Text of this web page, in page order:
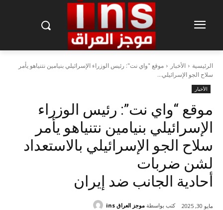
الرئيسية الأخبار
موقع "واي نت": رئيس الوزراء الإسرائيلي بنيامين نتنياهو يأمر
سلاح الجو الإسرائيلي...
الأخبار
موقع “واي نت”: رئيس الوزراء
الإسرائيلي بنيامين نتنياهو يأمر
سلاح الجو الإسرائيلي بالاستعداد
لشن ضربات
أحادية الجانب ضد إيران
مايو 30, 2025 كتب بواسطة موجز العراق ins